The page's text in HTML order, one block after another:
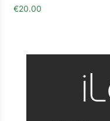
€20.00